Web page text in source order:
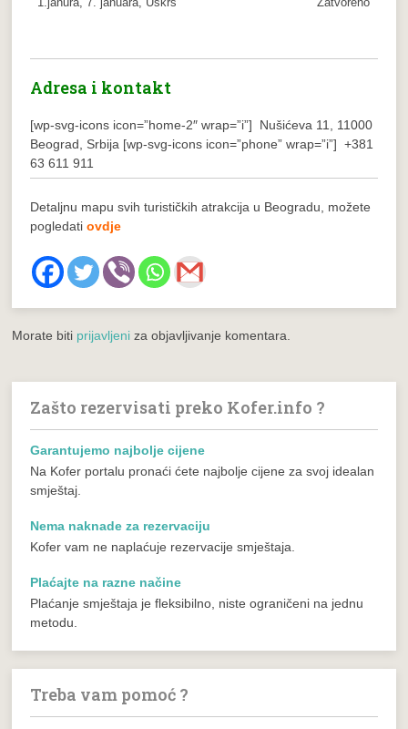
Adresa i kontakt
[wp-svg-icons icon=”home-2″ wrap=”i”] Nušićeva 11, 11000
Beograd, Srbija [wp-svg-icons icon=”phone” wrap=”i”] +381
63 611 911
Detaljnu mapu svih turističkih atrakcija u Beogradu, možete
pogledatiovdje
Morate biti prijavljeni za objavljivanje komentara.
Zašto rezervisati preko Kofer.info ?
Garantujemo najbolje cijene
Na Kofer portalu pronaći ćete najbolje cijene za svoj idealan
smještaj.
Nema naknade za rezervaciju
Kofer vam ne naplaćuje rezervacije smještaja.
Plaćajte na razne načine
Plaćanje smještaja je fleksibilno, niste ograničeni na jednu
metodu.
Treba vam pomoć ?